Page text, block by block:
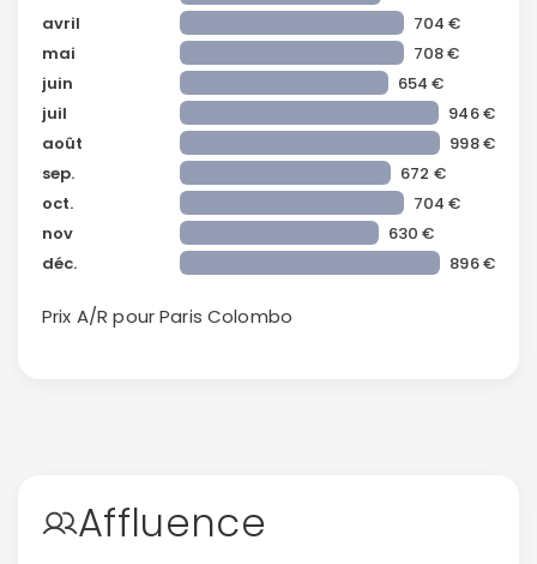
avril
704 €
mai
708 €
juin
654 €
juil
946 €
août
998 €
sep.
672 €
oct.
704 €
nov
630 €
déc.
896 €
Prix A/R pour Paris Colombo
Affluence
Continuer avec Apple
ou connectez-vous par mail